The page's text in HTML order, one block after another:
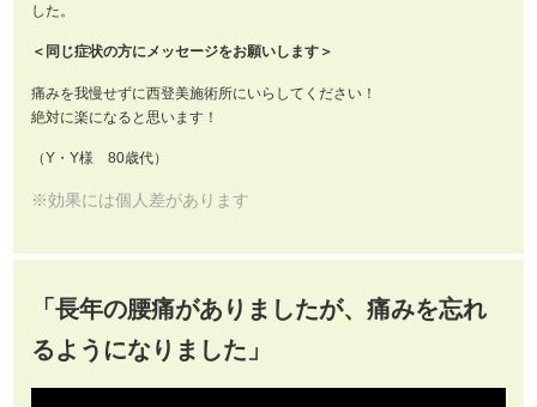
した。
＜同じ症状の方にメッセージをお願いします＞
痛みを我慢せずに西登美施術所にいらしてください！
絶対に楽になると思います！
（Y・Y様 80歳代）
※効果には個人差があります
「長年の腰痛がありましたが、痛みを忘れ
るようになりました」